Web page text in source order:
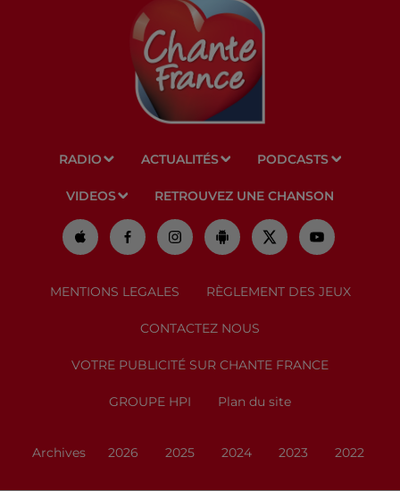
RADIO ACTUALITÉS PODCASTS
VIDEOS RETROUVEZ UNE CHANSON
MENTIONS LEGALES RÈGLEMENT DES JEUX
CONTACTEZ NOUS
VOTRE PUBLICITÉ SUR CHANTE FRANCE
GROUPE HPI Plan du site
Archives 2026 2025 2024 2023 2022